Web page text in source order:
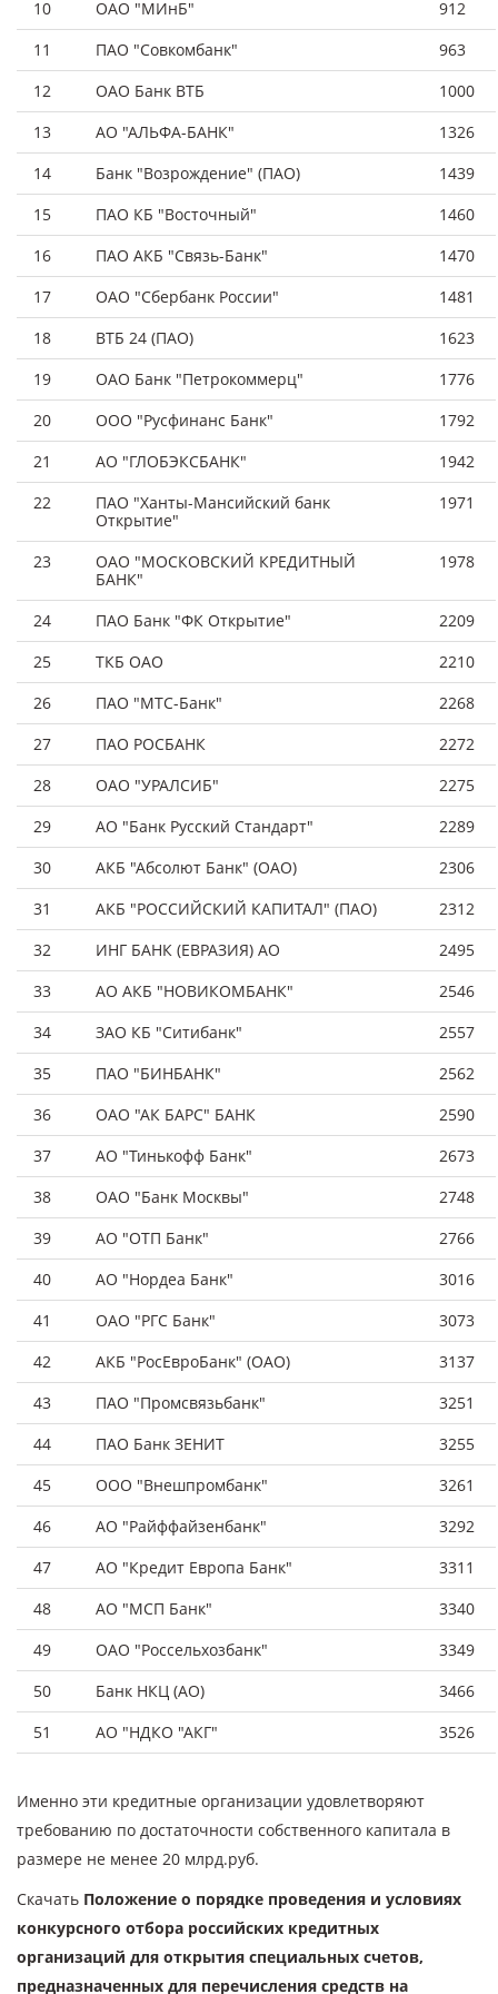
10 ОАО "МИнБ"
912
11
ПАО "Совкомбанк"
963
12
ОАО Банк ВТБ
1000
13
АО "АЛЬФА-БАНК"
1326
14
Банк "Возрождение" (ПАО)
1439
15
ПАО КБ "Восточный"
1460
16
ПАО АКБ "Связь-Банк"
1470
17
ОАО "Сбербанк России"
1481
18
ВТБ 24 (ПАО)
1623
19
ОАО Банк "Петрокоммерц"
1776
20
ООО "Русфинанс Банк"
1792
21
АО "ГЛОБЭКСБАНК"
1942
22
ПАО "Ханты-Мансийский банк
Открытие"
1971
23
ОАО "МОСКОВСКИЙ КРЕДИТНЫЙ
БАНК"
1978
24 ПАО Банк "ФК Открытие"
2209
25
ТКБ ОАО
2210
26
ПАО "МТС-Банк"
2268
27
ПАО РОСБАНК
2272
28
ОАО "УРАЛСИБ"
2275
29
АО "Банк Русский Стандарт"
2289
30
АКБ "Абсолют Банк" (ОАО)
2306
31
АКБ "РОССИЙСКИЙ КАПИТАЛ" (ПАО)
2312
32
ИНГ БАНК (ЕВРАЗИЯ) АО
2495
33
АО АКБ "НОВИКОМБАНК"
2546
34
ЗАО КБ "Ситибанк"
2557
35
ПАО "БИНБАНК"
2562
36
ОАО "АК БАРС" БАНК
2590
37
АО "Тинькофф Банк"
2673
38
ОАО "Банк Москвы"
2748
39
АО "ОТП Банк"
2766
40
АО "Нордеа Банк"
3016
41
ОАО "РГС Банк"
3073
42
АКБ "РосЕвроБанк" (ОАО)
3137
43
ПАО "Промсвязьбанк"
3251
44
ПАО Банк ЗЕНИТ
3255
45
ООО "Внешпромбанк"
3261
46
АО "Райффайзенбанк"
3292
47
АО "Кредит Европа Банк"
3311
48
АО "МСП Банк"
3340
49
ОАО "Россельхозбанк"
3349
50
Банк НКЦ (АО)
3466
51
АО "НДКО "АКГ" 3526
Именно эти кредитные организации удовлетворяют
требованию по достаточности собственного капитала в
размере не менее 20 млрд.руб.
Скачать Положение о порядке проведения и условиях
конкурсного отбора российских кредитных
организаций для открытия специальных счетов,
предназначенных для перечисления средств на